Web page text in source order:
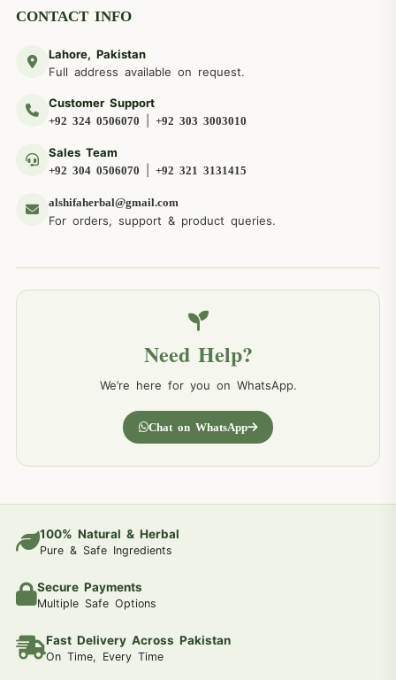
CONTACT INFO
Lahore, Pakistan
Full address available on request.
Customer Support
+92 324 0506070 +92 303 3003010
Sales Team
+92 304 0506070 +92 321 3131415
alshifaherbal@gmail.com
For orders, support & product queries.
Need Help?
We’re here for you on WhatsApp.
Chat on WhatsApp
100% Natural & Herbal
Pure & Safe Ingredients
Secure Payments
Multiple Safe Options
Fast Delivery Across Pakistan
On Time, Every Time